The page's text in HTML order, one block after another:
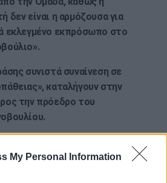
My Personal Information
δεν είναι η αρμόζουσα για
εκλεγμένο εκπρόσωπο στο
συνιστά συναίνεση σε
καταλήγουν στην
την πρόεδρο του